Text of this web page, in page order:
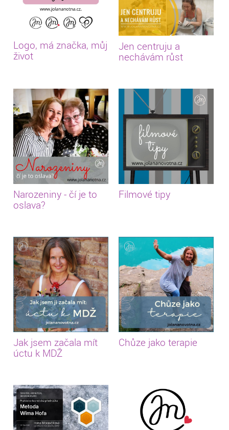
Logo, má značka, můj
život
Jen centruju a
nechávám růst
Narozeniny - čí je to
oslava?
Filmové tipy
Jak jsem začala mít
úctu k MDŽ
Chůze jako terapie